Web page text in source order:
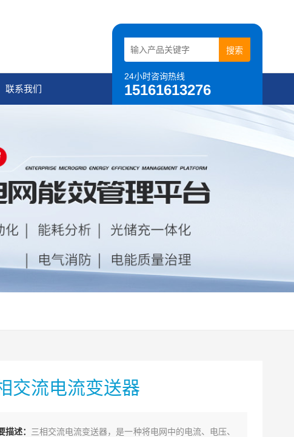
24小时咨询热线
15161613276
联系我们
交流电流变送器
描述： 三相交流电流变送器，是一种将电网中的电流、电压、